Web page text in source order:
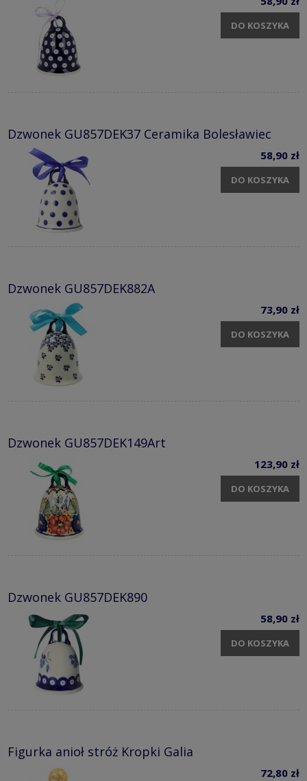
DO KOSZYKA
Dzwonek GU857DEK37 Ceramika Bolesławiec
58,90 zł
DO KOSZYKA
Dzwonek GU857DEK882A
73,90 zł
DO KOSZYKA
Dzwonek GU857DEK149Art
123,90 zł
DO KOSZYKA
Dzwonek GU857DEK890
58,90 zł
DO KOSZYKA
Figurka anioł stróż Kropki Galia
72,80 zł